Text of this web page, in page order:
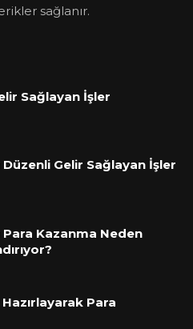
sağlanır.
Sağlayan İşler
Gelir Sağlayan İşler
Kazanma Neden
Para